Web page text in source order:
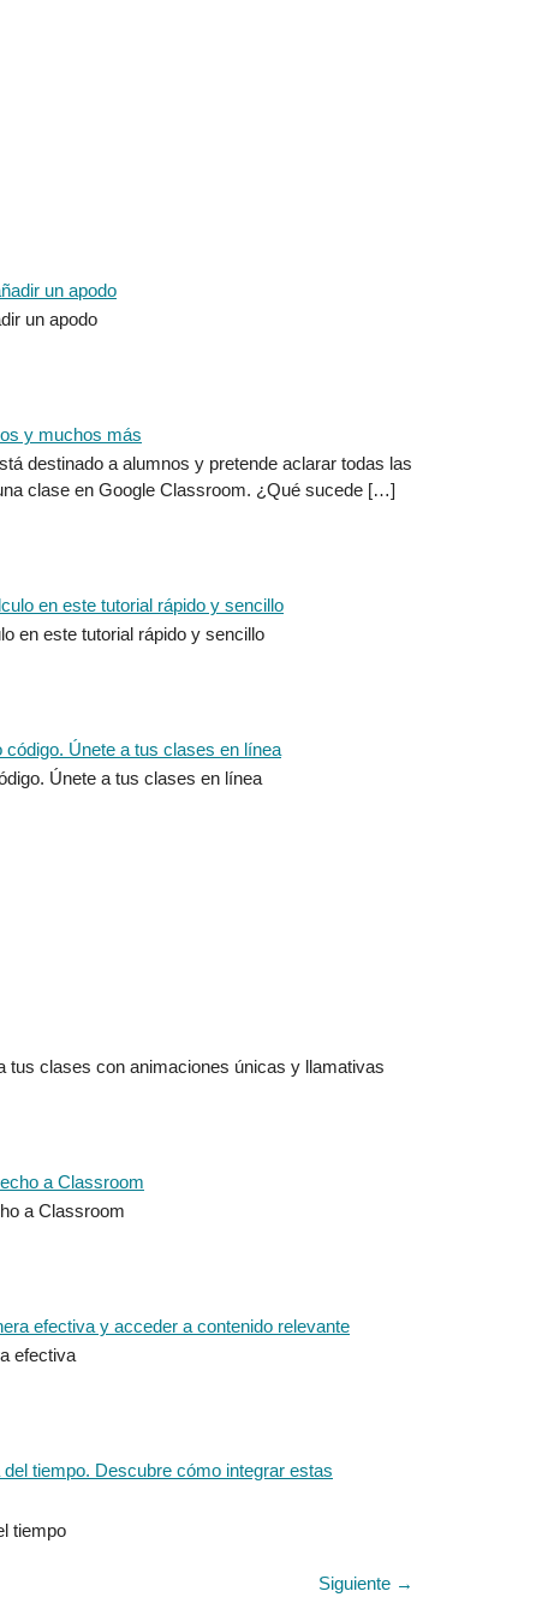
un apodo
destinado a alumnos y pretende aclarar todas las
clase en Google Classroom. ¿Qué sucede […]
en este tutorial rápido y sencillo
Únete a tus clases en línea
tus clases con animaciones únicas y llamativas
a Classroom
efectiva
tiempo
Siguiente →